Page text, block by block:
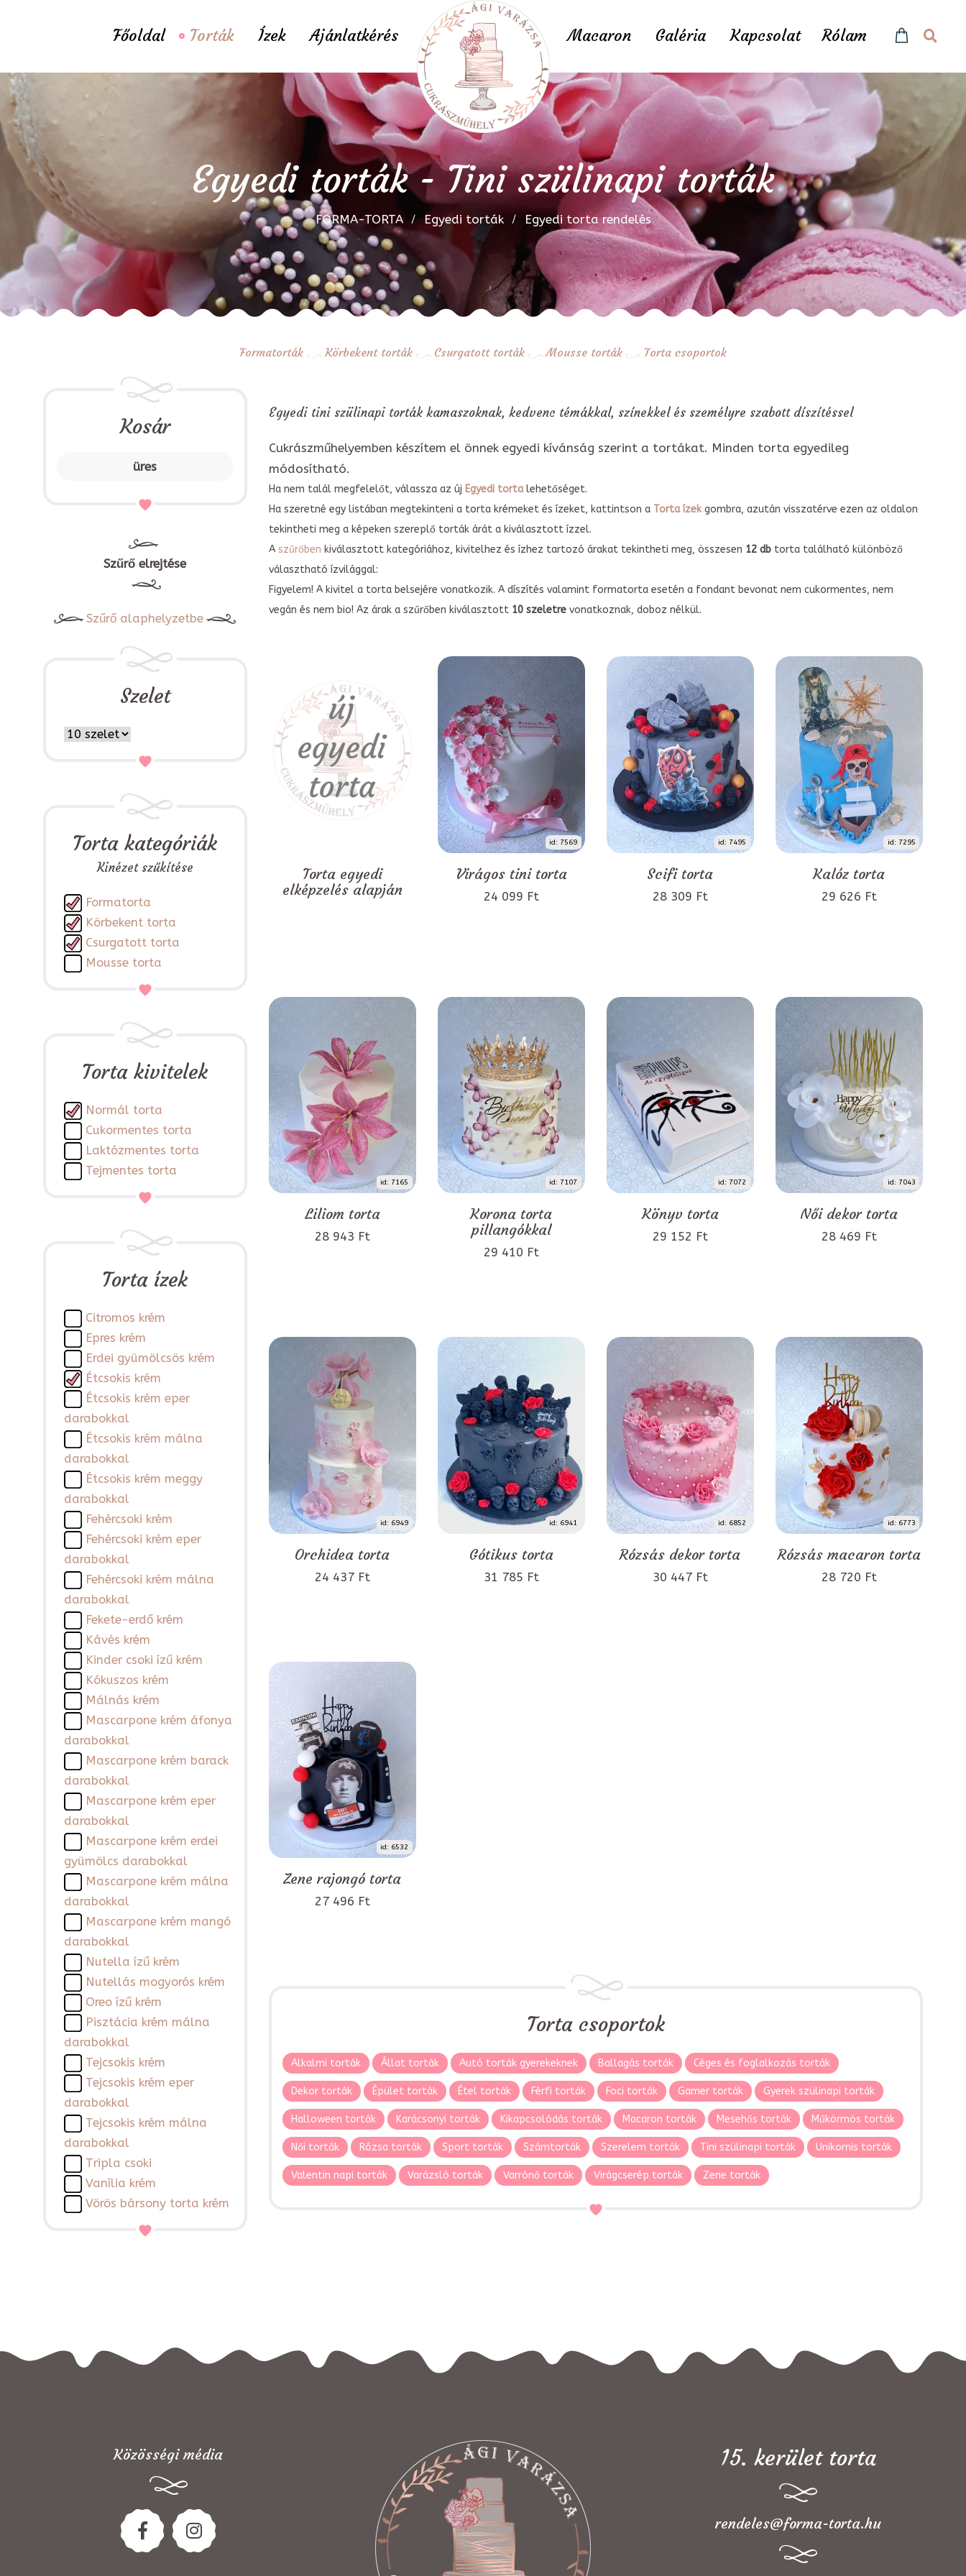
Főoldal Torták Ízek Ajánlatkérés Macaron Galéria Kapcsolat Rólam
Egyedi torták - Tini szülinapi torták
FORMA-TORTA Egyedi torták Egyedi torta rendelés
Formatorták Körbekent torták Csurgatott torták Mousse torták Torta csoportok
Kosár
üres
Szűrő elrejtése
Szűrő alaphelyzetbe
Szelet
Torta kategóriák
Kinézet szűkítése
Formatorta
Körbekent torta
Csurgatott torta
Mousse torta
Torta kivitelek
Normál torta
Cukormentes torta
Laktózmentes torta
Tejmentes torta
Torta ízek
Citromos krém
Epres krém
Erdei gyümölcsös krém
Étcsokis krém
Étcsokis krém eper
darabokkal
Étcsokis krém málna
darabokkal
Étcsokis krém meggy
darabokkal
Fehércsoki krém
Fehércsoki krém eper
darabokkal
Fehércsoki krém málna
darabokkal
Fekete-erdő krém
Kávés krém
Kinder csoki ízű krém
Kókuszos krém
Málnás krém
Mascarpone krém áfonya
darabokkal
Mascarpone krém barack
darabokkal
Mascarpone krém eper
darabokkal
Mascarpone krém erdei
gyümölcs darabokkal
Mascarpone krém málna
darabokkal
Mascarpone krém mangó
darabokkal
Nutella ízű krém
Nutellás mogyorós krém
Oreo ízű krém
Pisztácia krém málna
darabokkal
Tejcsokis krém
Tejcsokis krém eper
darabokkal
Tejcsokis krém málna
darabokkal
Tripla csoki
Vanília krém
Vörös bársony torta krém
Egyedi tini szülinapi torták kamaszoknak, kedvenc témákkal, színekkel és személyre szabott díszítéssel
Cukrászműhelyemben készítem el önnek egyedi kívánság szerint a tortákat. Minden torta egyedileg
módosítható.
Ha nem talál megfelelőt, válassza az új Egyedi tortalehetőséget.
Ha szeretné egy listában megtekinteni a torta krémeket és ízeket, kattintson a Torta ízekgombra, azután visszatérve ezen az oldalon
tekintheti meg a képeken szereplő torták árát a kiválasztott ízzel.
A szűrőben kiválasztott kategóriához, kivitelhez és ízhez tartozó árakat tekintheti meg, összesen 12 dbtorta található különböző
választható ízvilággal:
Figyelem! A kivitel a torta belsejére vonatkozik. A díszítés valamint formatorta esetén a fondant bevonat nem cukormentes, nem
vegán és nem bio! Az árak a szűrőben kiválasztott 10 szeletrevonatkoznak, doboz nélkül.
Torta egyedi
elképzelés alapján
id: 7569
Virágos tini torta
24 099 Ft
id: 7495
Scifi torta
28 309 Ft
id: 7295
Kalóz torta
29 626 Ft
id: 7165
Liliom torta
28 943 Ft
id: 7107
Korona torta
pillangókkal
29 410 Ft
id: 7072
Könyv torta
29 152 Ft
id: 7043
Női dekor torta
28 469 Ft
id: 6949
Orchidea torta
24 437 Ft
id: 6941
Gótikus torta
31 785 Ft
id: 6852
Rózsás dekor torta
30 447 Ft
id: 6773
Rózsás macaron torta
28 720 Ft
id: 6532
Zene rajongó torta
27 496 Ft
Torta csoportok
Alkalmi torták Állat torták Autó torták gyerekeknek Ballagás torták Céges és foglalkozás torták
Dekor torták Épület torták Étel torták Férfi torták Foci torták Gamer torták Gyerek szülinapi torták
Halloween torták Karácsonyi torták Kikapcsolódás torták Macaron torták Mesehős torták Műkörmös torták
Női torták Rózsa torták Sport torták Számtorták Szerelem torták Tini szülinapi torták Unikornis torták
Valentin napi torták Varázsló torták Varrónő torták Virágcserép torták Zene torták
Közösségi média 15. kerület torta
rendeles@forma-torta.hu